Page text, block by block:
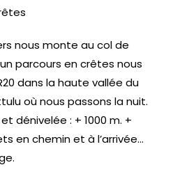
nous monte au col de
parcours en crêtes nous
dans la haute vallée du
où nous passons la nuit.
dénivelée : + 1000 m. +
en chemin et à l’arrivée…